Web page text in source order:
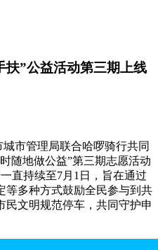
扶”公益活动第三期上线
市管理局联合哈啰骑行共同
随地做公益”第三期志愿活动
直持续至7月1日，旨在通过
等多种方式鼓励全民参与到共
民文明规范停车，共同守护申